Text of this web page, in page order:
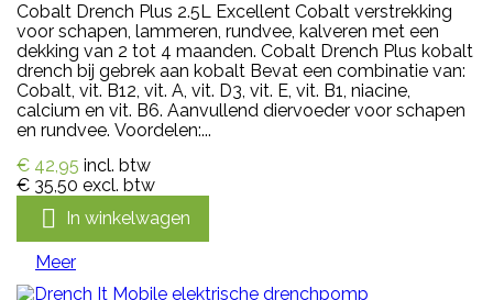
Cobalt Drench Plus 2.5L Excellent Cobalt verstrekking
voor schapen, lammeren, rundvee, kalveren met een
dekking van 2 tot 4 maanden. Cobalt Drench Plus kobalt
drench bij gebrek aan kobalt Bevat een combinatie van:
Cobalt, vit. B12, vit. A, vit. D3, vit. E, vit. B1, niacine,
calcium en vit. B6. Aanvullend diervoeder voor schapen
en rundvee. Voordelen:...
€ 42,95 incl. btw
€ 35,50 excl. btw
 In winkelwagen
Meer